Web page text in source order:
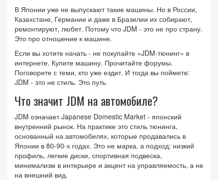
В Японии уже не выпускают такие машины. Но в России,
Казахстане, Германии и даже в Бразилии их собирают,
ремонтируют, любят. Потому что JDM - это не про страну.
Это про отношение к машине.
Если вы хотите начать - не покупайте «JDM-тюнинг» в
интернете. Купите машину. Прочитайте форумы.
Поговорите с теми, кто уже ездит. И тогда вы поймете:
JDM - это не стиль. Это путь.
Что значит JDM на автомобиле?
JDM означает Japanese Domestic Market - японский
внутренний рынок. На практике это стиль тюнинга,
основанный на автомобилях, которые продавались в
Японии в 80-90-х годах. Это не марка, а подход: низкий
профиль, легкие диски, спортивная подвеска,
минимализм в интерьере и акцент на управляемость, а не
на внешний вид.